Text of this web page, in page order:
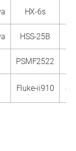
HX-6s
HSS-25B
PSMF2522
Fluke-ii910
최